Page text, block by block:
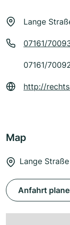
Lange
07161/
07161/
http://
Map
Lange
Anfahrt